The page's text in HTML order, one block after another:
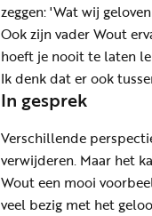
zeggen: 'Wat wij
Ook zijn vader Wout
hoeft je nooit te laten
Ik denk dat er ook
In gesprek
Verschillende
verwijderen. Maar het
Wout een mooi
veel bezig met het